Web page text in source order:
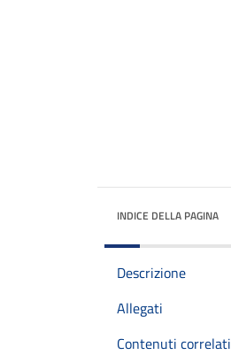
INDICE DELLA PAGINA
Descrizione
Allegati
Contenuti correlati